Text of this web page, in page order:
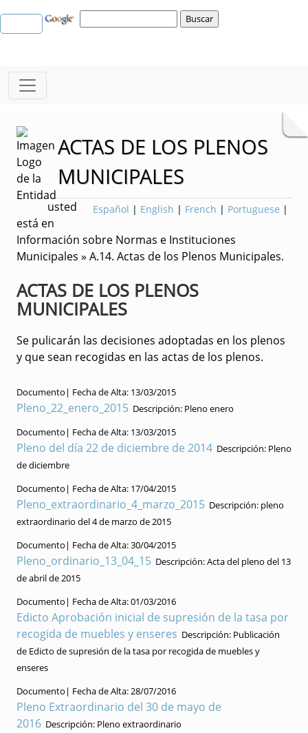
ACTAS DE LOS PLENOS
MUNICIPALES
Español | English | French | Portuguese |
usted
está en
Información sobre Normas e Instituciones
Municipales » A.14. Actas de los Plenos Municipales.
ACTAS DE LOS PLENOS
MUNICIPALES
Se pulicarán las decisiones adoptadas en los plenos
y que sean recogidas en las actas de los plenos.
Documento| Fecha de Alta: 13/03/2015
Pleno_22_enero_2015 Descripción: Pleno enero
Documento| Fecha de Alta: 13/03/2015
Pleno del día 22 de diciembre de 2014 Descripción: Pleno
de diciembre
Documento| Fecha de Alta: 17/04/2015
Pleno_extraordinario_4_marzo_2015 Descripción: pleno
extraordinario del 4 de marzo de 2015
Documento| Fecha de Alta:30/04/2015
Pleno_ordinario_13_04_15 Descripción:Acta del pleno del 13
de abril de 2015
Documento| Fecha de Alta:01/03/2016
Edicto Aprobación inicial de supresión de la tasa por
recogida de muebles y enseres Descripción: Publicación
de Edicto de supresión de la tasa por recogida de muebles y
enseres
Documento| Fecha de Alta:28/07/2016
Pleno Extraordinario del 30 de mayo de
2016 Descripción: Pleno extraordinario